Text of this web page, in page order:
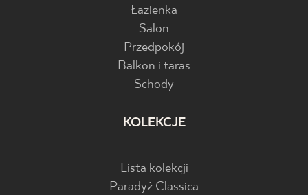
Łazienka
Salon
Przedpokój
Balkon i taras
Schody
KOLEKCJE
Lista kolekcji
Paradyż Classica